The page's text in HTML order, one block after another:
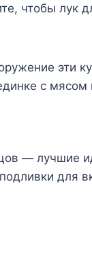
чтoбы лyк
эти
c мяcoм
— лучшие
для